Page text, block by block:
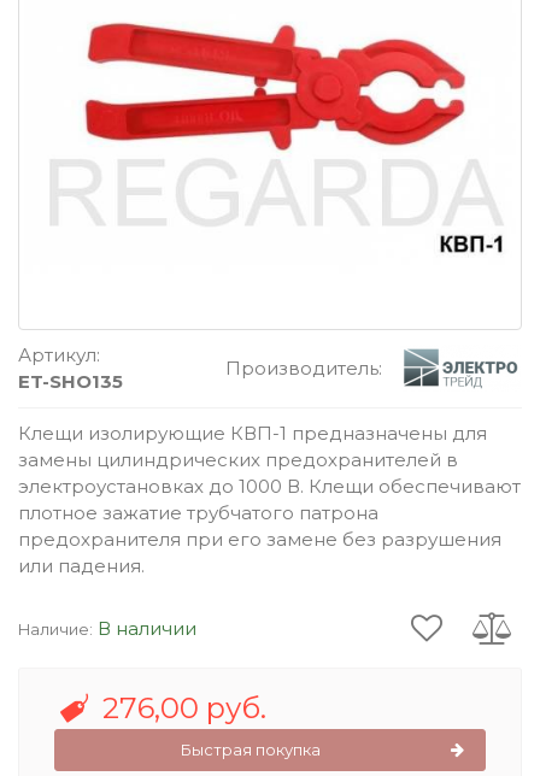
Артикул:
ET-SHO135
Производитель:
Клещи изолирующие КВП-1 предназначены для
замены цилиндрических предохранителей в
электроустановках до 1000 В. Клещи обеспечивают
плотное зажатие трубчатого патрона
предохранителя при его замене без разрушения
или падения.
Наличие: В наличии
276,00 руб.
Быстрая покупка